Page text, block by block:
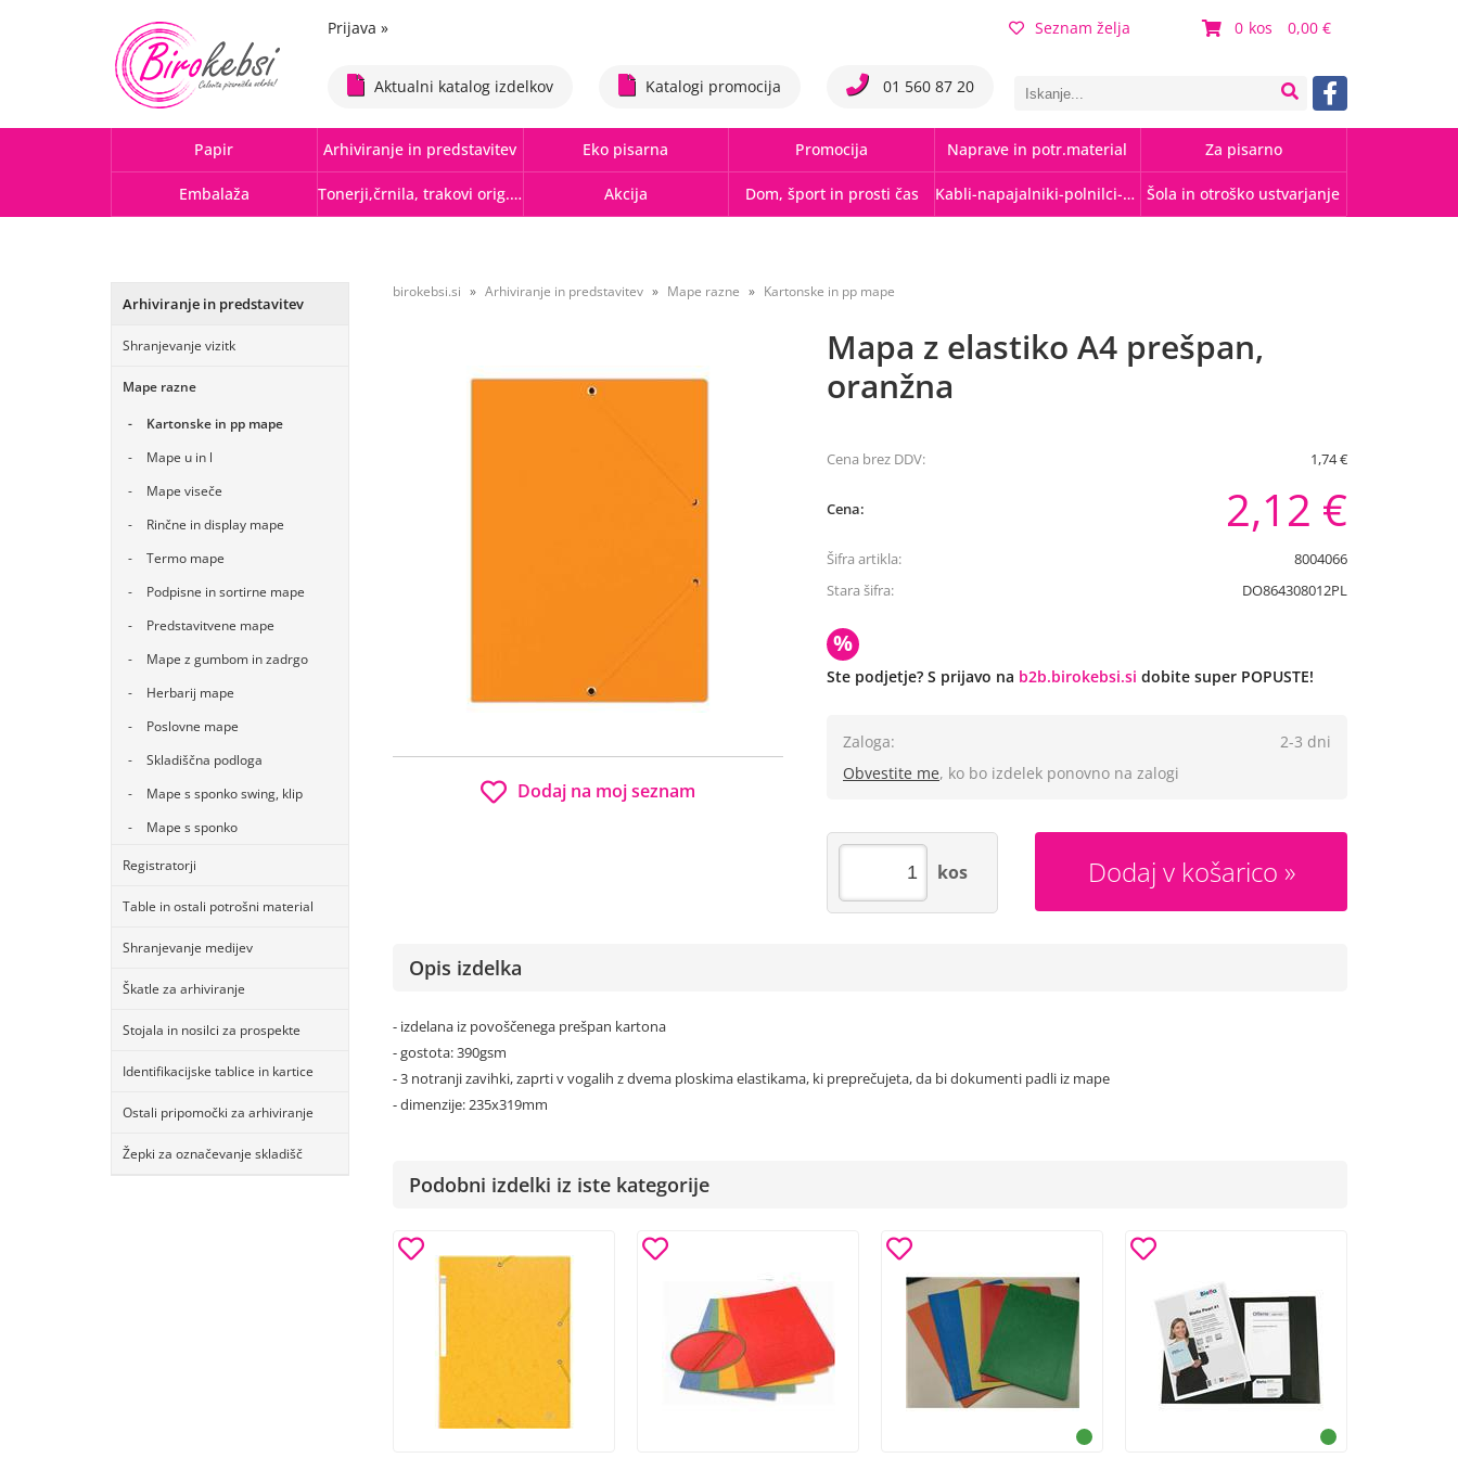
0 0,00
Prijava » Seznam želja
Aktualni katalog izdelkov Katalogi promocija 01 560 87 20
Papir Arhiviranje in predstavitev Eko pisarna Promocija Naprave in potr.material Za pisarno
Embalaža Tonerji,črnila, trakovi orig.-rec. Akcija Dom, šport in prosti čas Kabli-napajalniki-polnilci-hubi Šola in otroško ustvarjanje
Arhiviranje in predstavitev
Shranjevanje vizitk
Mape razne
Kartonske in pp mape
Mape u in l
Mape viseče
Rinčne in display mape
Termo mape
Podpisne in sortirne mape
Predstavitvene mape
Mape z gumbom in zadrgo
Herbarij mape
Poslovne mape
Skladiščna podloga
Mape s sponko swing, klip
Mape s sponko
Registratorji
Table in ostali potrošni material
Shranjevanje medijev
Škatle za arhiviranje
Stojala in nosilci za prospekte
Identifikacijske tablice in kartice
Ostali pripomočki za arhiviranje
Žepki za označevanje skladišč
birokebsi.si Arhiviranje in predstavitev Mape razne Kartonske in pp mape
Mapa z elastiko A4 prešpan,
oranžna
Dodaj na moj seznam
Cena brez DDV: 1,74 €
Cena: 2,12 €
Šifra artikla:
8004066
Stara šifra:
DO864308012PL
%
Ste podjetje? S prijavo na b2b.birokebsi.si dobite super POPUSTE!
Zaloga:
2-3 dni
Obvestite me, ko bo izdelek ponovno na zalogi
Dodaj v košarico
kos
Opis izdelka
- izdelana iz povoščenega prešpan kartona
- gostota: 390gsm
- 3 notranji zavihki, zaprti v vogalih z dvema ploskima elastikama, ki preprečujeta, da bi dokumenti padli iz mape
- dimenzije: 235x319mm
Podobni izdelki iz iste kategorije